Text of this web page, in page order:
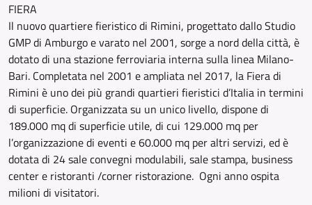
FIERA
Il nuovo quartiere fieristico di Rimini, progettato dallo Studio
GMP di Amburgo e varato nel 2001, sorge a nord della città, è
dotato di una stazione ferroviaria interna sulla linea Milano-
Bari. Completata nel 2001 e ampliata nel 2017, la Fiera di
Rimini è uno dei più grandi quartieri fieristici d’Italia in termini
di superficie. Organizzata su un unico livello, dispone di
189.000 mq di superficie utile, di cui 129.000 mq per
l’organizzazione di eventi e 60.000 mq per altri servizi, ed è
do­tata di 24 sale convegni modulabili, sale stampa, business
center e ristoranti /corner ristorazione. Ogni anno ospita
milioni di visitatori.